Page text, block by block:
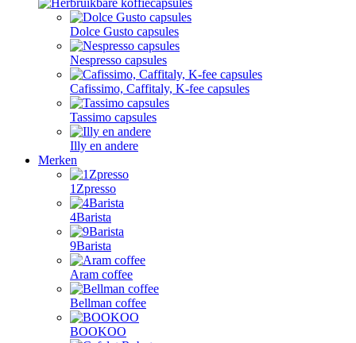
Dolce Gusto capsules
Nespresso capsules
Cafissimo, Caffitaly, K-fee capsules
Tassimo capsules
Illy en andere
Merken
1Zpresso
4Barista
9Barista
Aram coffee
Bellman coffee
BOOKOO